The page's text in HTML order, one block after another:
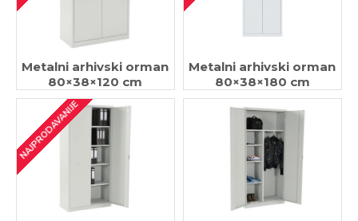
Metalni arhivski orman
80×38×120 cm
Metalni arhivski orman
80×38×180 cm
NAJPRODAVANIJE